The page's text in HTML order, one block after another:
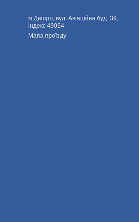
м.Дніпро, вул. Авіаційна буд. 39,
індекс 49064
Мапа проїзду